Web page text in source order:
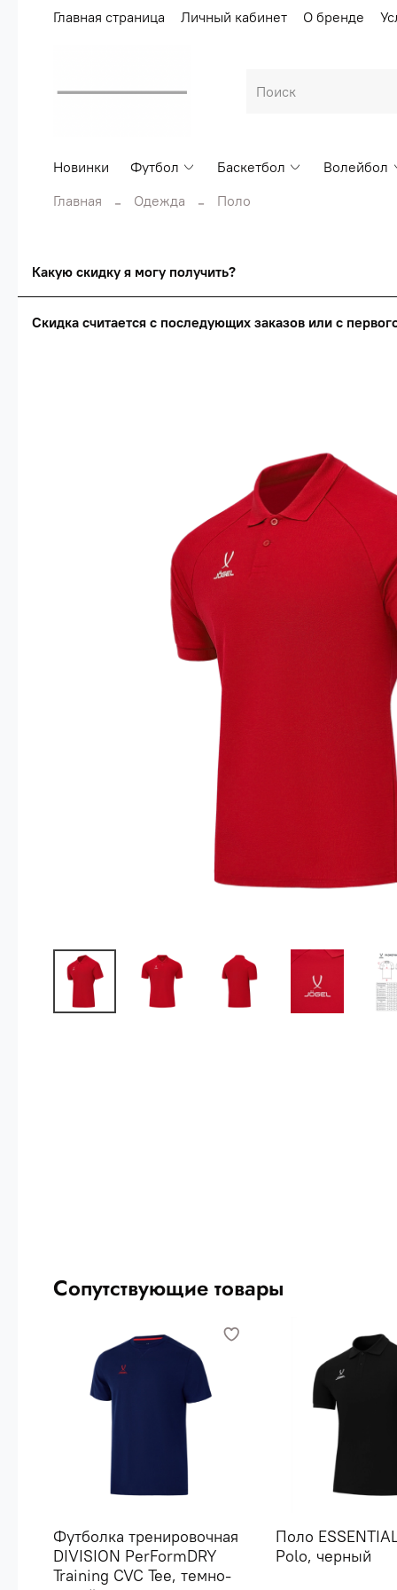
Главная страница Личный кабинет О бренде
Новинки Футбол Баскетбол Волейбол
Главная
Одежда Поло
Какую скидку я могу получить?
Скидка считается с последующих заказов или с
Сопутствующие товары
Футболка тренировочная
DIVISION PerFormDRY
Training CVC Tee, темно-
Поло
Polo, черный